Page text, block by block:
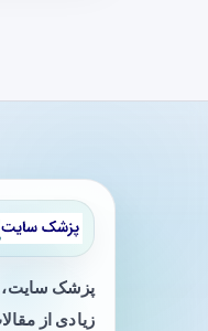
پزشک سایت،
زیادی از